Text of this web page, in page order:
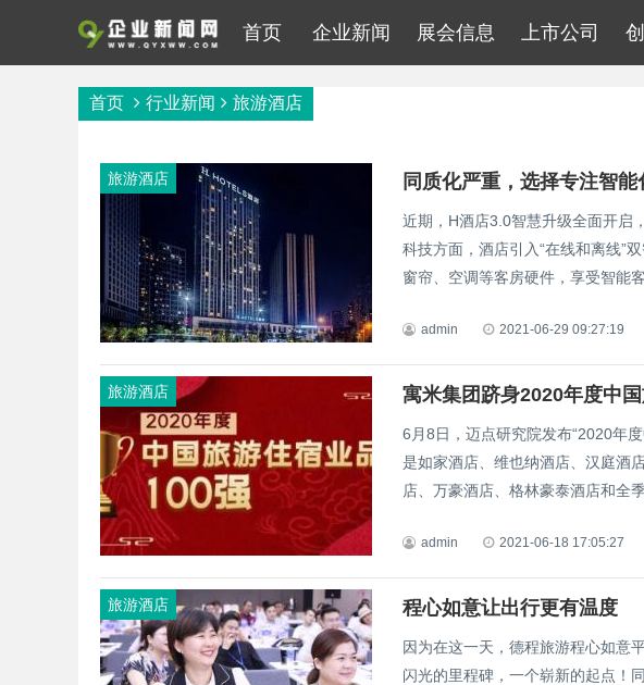
首页 企业新闻 展会信息 上市公司
首页 行业新闻 旅游酒店
旅游酒店 同质化严重，选择专注智
近期，H酒店3.0智慧升级全面开启
科技方面，酒店引入“在线和离线”
窗帘、空调等客房硬件，享受智能
admin 2021-06-29 09:27:19
旅游酒店 寓米集团跻身2020年度中
6月8日，迈点研究院发布“2020年
是如家酒店、维也纳酒店、汉庭酒
店、万豪酒店、格林豪泰酒店和全
admin 2021-06-18 17:05:27
旅游酒店 程心如意让出行更有温度
因为在这一天，德程旅游程心如意
闪光的里程碑，一个崭新的起点！